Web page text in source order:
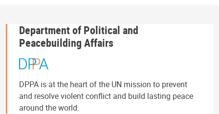
Department of Political and
Peacebuilding Affairs
DPPA is at the heart of the UN mission to prevent
and resolve violent conflict and build lasting peace
around the world.